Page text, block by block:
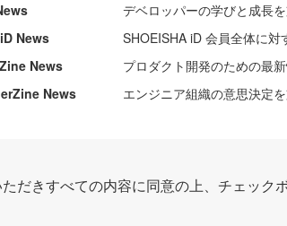
デベロッパーの学びと成長
News
SHOEISHA iD 会員全体に対
News
プロダクト開発のための最
News
エンジニア組織の意思決定
だきすべての内容に同意の上、チェック